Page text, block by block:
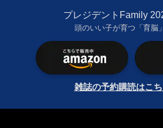
プレジデントFamily
頭のいい子が育つ「育脳
雑誌の予約購読はこ